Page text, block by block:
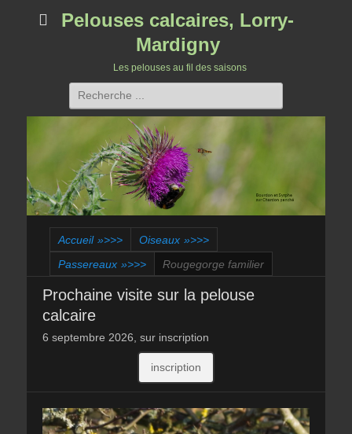
Pelouses calcaires, Lorry-
Mardigny
Les pelouses au fil des saisons
Rechercher :
Accueil »>>> Oiseaux »>>>
Passereaux »>>> Rougegorge familier
Prochaine visite sur la pelouse
calcaire
6 septembre 2026, sur inscription
inscription